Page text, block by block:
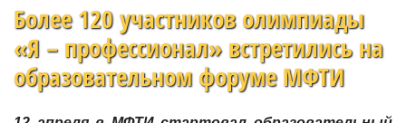
Более 120 участников олимпиады
«Я – профессионал» встретились на
образовательном форуме МФТИ